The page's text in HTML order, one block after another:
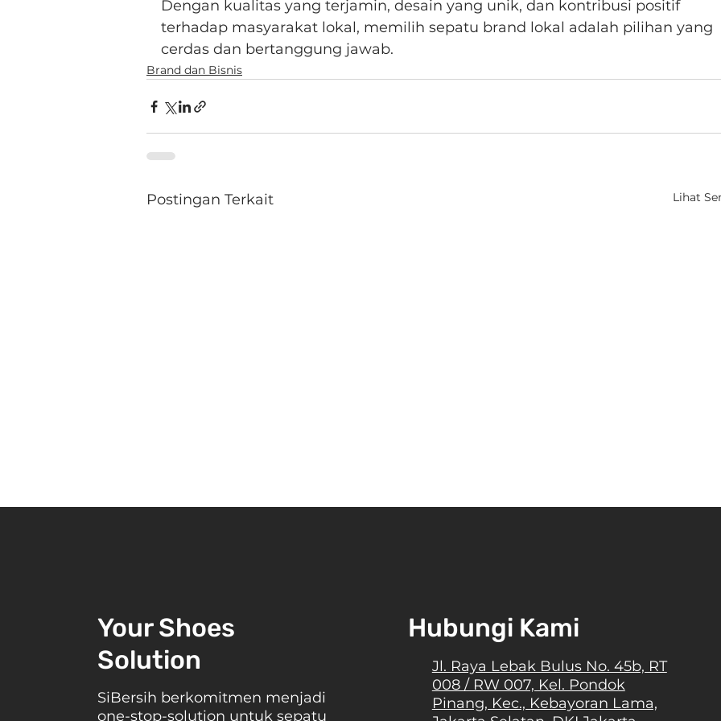
Dengan kualitas yang terjamin, desain yang unik, dan kontribusi positif
terhadap masyarakat lokal, memilih sepatu brand lokal adalah pilihan yang
cerdas dan bertanggung jawab.
Brand dan Bisnis
Postingan Terkait Lihat
Fungsional Menjadi Ikon Fashion
dan Cara Merawatnya
Sepatu Onitsuka Tiger, Bermula
dari Sepatu Lari Menjadi Sepatu
Classy
Your Shoes
Solution
SiBersih berkomitmen menjadi
one-stop-solution untuk sepatu
Hubungi Kami
Jl. Raya Lebak Bulus No. 45b, RT
008 / RW 007, Kel. Pondok
Pinang, Kec., Kebayoran Lama,